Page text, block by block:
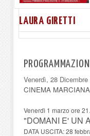
LAURA GIRETTI
Venerdì, 28
CINEMA
Venerdì 1 marzo ore
"DOMANI E' UN
DATA USCITA: 28